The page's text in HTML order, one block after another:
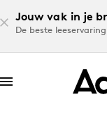
Jouw vak in je
De beste